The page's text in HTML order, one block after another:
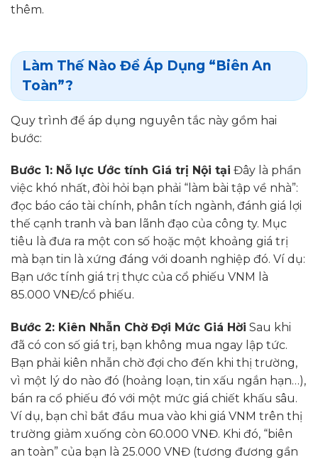
thêm.
Làm Thế Nào Để Áp Dụng “Biên An
Toàn”?
Quy trình để áp dụng nguyên tắc này gồm hai
bước:
Bước 1: Nỗ lực Ước tính Giá trị Nội tại Đây là phần
việc khó nhất, đòi hỏi bạn phải “làm bài tập về nhà”:
đọc báo cáo tài chính, phân tích ngành, đánh giá lợi
thế cạnh tranh và ban lãnh đạo của công ty. Mục
tiêu là đưa ra một con số hoặc một khoảng giá trị
mà bạn tin là xứng đáng với doanh nghiệp đó. Ví dụ:
Bạn ước tính giá trị thực của cổ phiếu VNM là
85.000 VNĐ/cổ phiếu.
Bước 2: Kiên Nhẫn Chờ Đợi Mức Giá Hời Sau khi
đã có con số giá trị, bạn không mua ngay lập tức.
Bạn phải kiên nhẫn chờ đợi cho đến khi thị trường,
vì một lý do nào đó (hoảng loạn, tin xấu ngắn hạn…),
bán ra cổ phiếu đó với một mức giá chiết khấu sâu.
Ví dụ, bạn chỉ bắt đầu mua vào khi giá VNM trên thị
trường giảm xuống còn 60.000 VNĐ. Khi đó, “biên
an toàn” của bạn là 25.000 VNĐ (tương đương gần